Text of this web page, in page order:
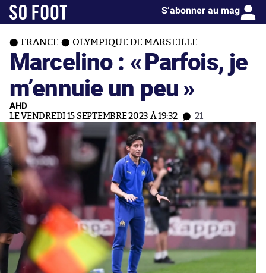
S’abonner au mag
FRANCE OLYMPIQUE DE MARSEILLE
Marcelino : «Parfois, je
m’ennuie un peu »
AHD
LE VENDREDI 15 SEPTEMBRE 2023 À 19:32 21